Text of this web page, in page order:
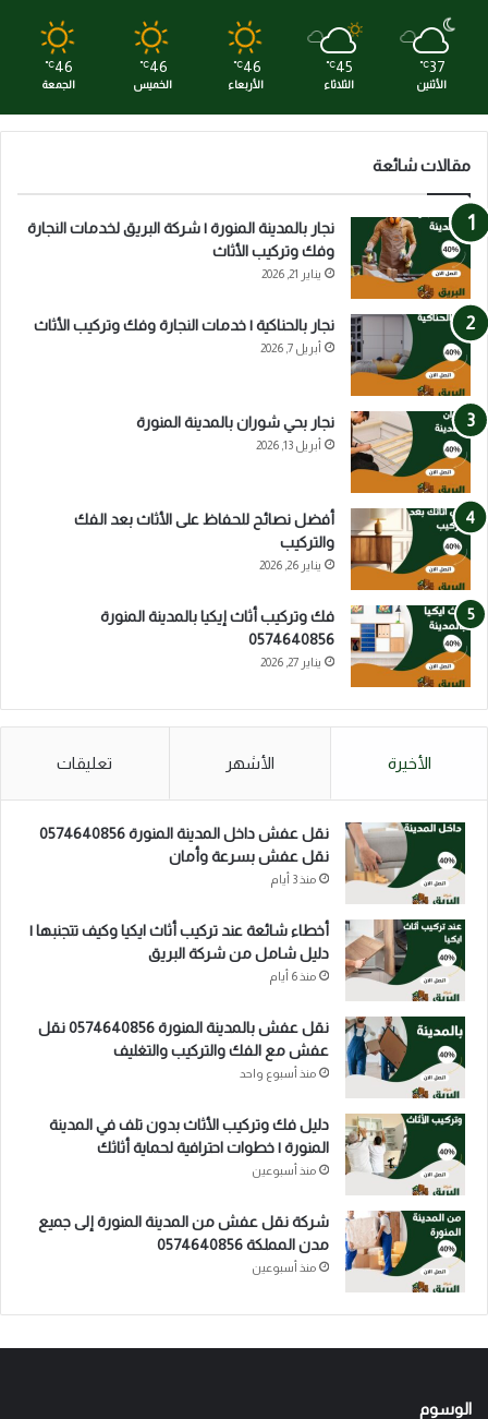
37
℃
الأثنين
45
℃
الثلاثاء
46
℃
الأربعاء
46
℃
الخميس
46
℃
الجمعة
مقالات شائعة
نجار بالمدينة المنورة | شركة البريق لخدمات النجارة
وفك وتركيب الأثاث
يناير 21, 2026
نجار بالحناكية | خدمات النجارة وفك وتركيب الأثاث
أبريل 7, 2026
نجار بحي شوران بالمدينة المنورة
أبريل 13, 2026
أفضل نصائح للحفاظ على الأثاث بعد الفك
والتركيب
يناير 26, 2026
فك وتركيب أثاث إيكيا بالمدينة المنورة
0574640856
يناير 27, 2026
الأخيرة الأشهر تعليقات
نقل عفش داخل المدينة المنورة 0574640856
نقل عفش بسرعة وأمان
منذ 3 أيام
أخطاء شائعة عند تركيب أثاث ايكيا وكيف تتجنبها |
دليل شامل من شركة البريق
منذ 6 أيام
نقل عفش بالمدينة المنورة 0574640856 نقل
عفش مع الفك والتركيب والتغليف
منذ أسبوع واحد
دليل فك وتركيب الأثاث بدون تلف في المدينة
المنورة | خطوات احترافية لحماية أثاثك
منذ أسبوعين
شركة نقل عفش من المدينة المنورة إلى جميع
مدن المملكة 0574640856
منذ أسبوعين
الوسوم